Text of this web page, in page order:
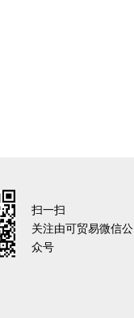
扫一扫
关注由可贸易微信公
众号